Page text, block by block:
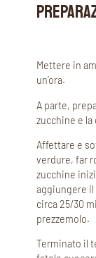
Mettere in
un’ora.
A parte,
zucchine e la
Affettare e
verdure, far
zucchine
aggiungere il
circa 25/30
prezzemolo.
Terminato il